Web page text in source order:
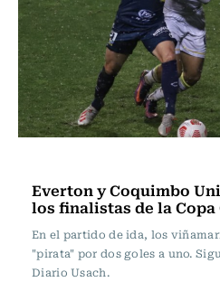
Everton y Coquimbo
los finalistas de la Copa
En el partido de ida, los
"pirata" por dos goles a uno.
Diario Usach.